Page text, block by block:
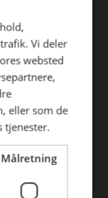
Vi deler
websted
eller som de
tjenester.
Målretning